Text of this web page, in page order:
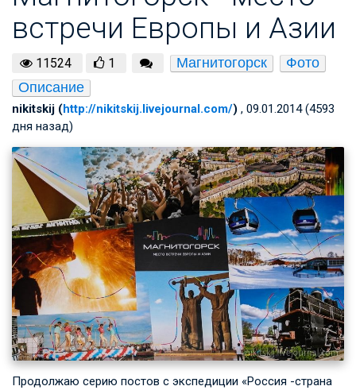
встречи Европы и Азии
11524 1 Магнитогорск
Фото
Описание
nikitskij (http://nikitskij.livejournal.com/) , 09.01.2014 (4593
дня назад)
Продолжаю серию постов с экспедиции «Россия -страна